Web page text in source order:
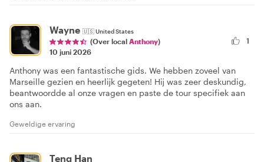
Wayne 🇺🇸United States
(Over local Anthony)
10 juni 2026
1
Anthony was een fantastische gids. We hebben zoveel van
Marseille gezien en heerlijk gegeten! Hij was zeer deskundig,
beantwoordde al onze vragen en paste de tour specifiek aan
ons aan.
Geweldige ervaring
Teng Han